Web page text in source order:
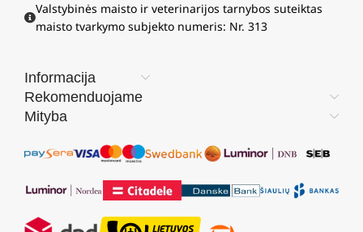
Valstybinės maisto ir veterinarijos tarnybos suteiktas
maisto tvarkymo subjekto numeris: Nr. 313
Informacija
Rekomenduojame
Mityba